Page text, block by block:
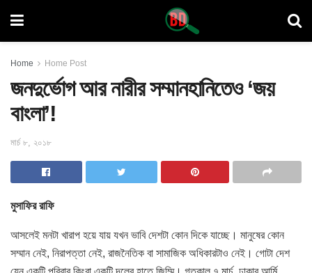
Home Home Post
জনদুর্ভোগ আর নারীর সম্মানহানিতেও ‘জয়
বাংলা’!
মার্চ ৮, ২০১৮
মুসাফির রাফি
আসলেই মনটা খারাপ হয়ে যায় যখন ভাবি দেশটা কোন দিকে যাচ্ছে। মানুষেরকোন
সম্মান নেই, নিরাপত্তা নেই, রাজনৈতিক বা সামাজিক অধিকারটাও নেই। গোটা দেশ